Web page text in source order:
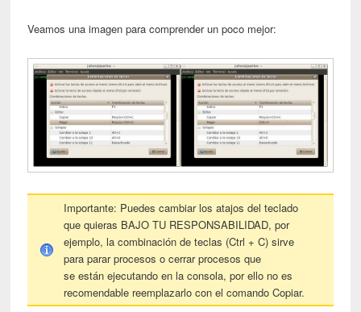
Veamos una imagen para comprender un poco mejor:
Importante: Puedes cambiar los atajos del teclado
que quieras BAJO TU RESPONSABILIDAD, por
ejemplo, la combinación de teclas (Ctrl + C) sirve
para parar procesos o cerrar procesos que
se están ejecutando en la consola, por ello no es
recomendable reemplazarlo con el comando Copiar.